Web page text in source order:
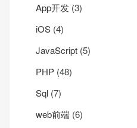
App开发 (3)
iOS (4)
JavaScript (5)
PHP (48)
Sql (7)
web前端 (6)